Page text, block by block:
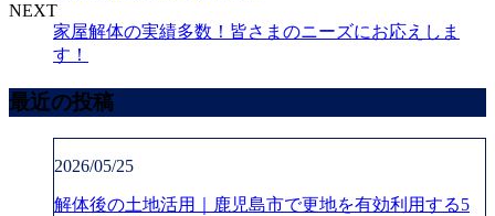
NEXT
家屋解体の実績多数！皆さまのニーズにお応えしま
す！
最近の投稿
2026/05/25
解体後の土地活用｜鹿児島市で更地を有効利用する5